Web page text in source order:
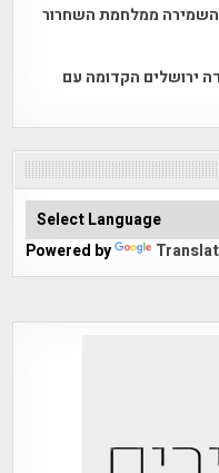
ממלחמת השחרור
ירושלים הקדומה עם
Powered by